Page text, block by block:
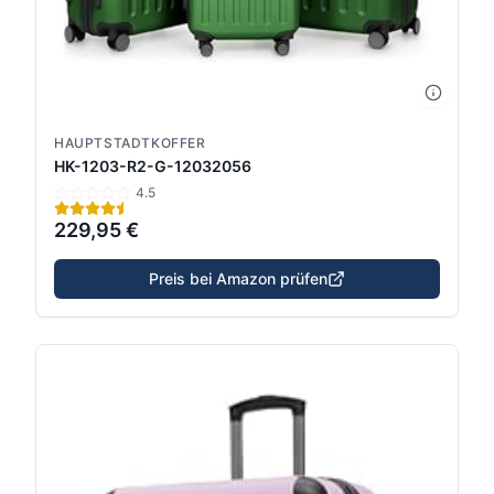
HAUPTSTADTKOFFER
HK-1203-R2-G-12032056
4.5
229,95 €
Preis bei Amazon prüfen